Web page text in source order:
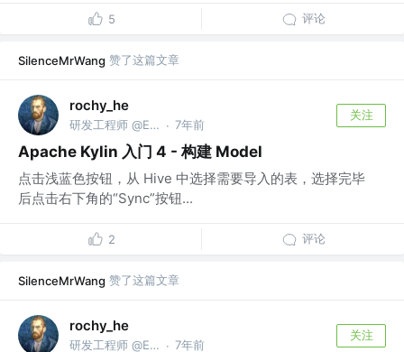
5 评论
SilenceMrWang 赞了这篇文章
rochy_he
研发工程师 @EJY · 7年前
关注
Apache Kylin 入门 4 - 构建 Model
点击浅蓝色按钮，从 Hive 中选择需要导入的表，选择完毕
后点击右下角的“Sync”按钮...
2 评论
SilenceMrWang 赞了这篇文章
rochy_he
研发工程师 @EJY · 7年前
关注